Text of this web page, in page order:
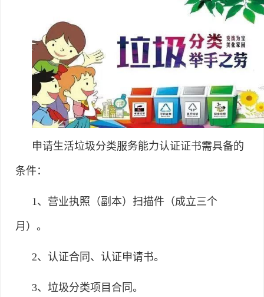
申请生活垃圾分类服务能力认证证书需具备的
条件：
1、营业执照（副本）扫描件（成立三个
月）。
2、认证合同、认证申请书。
3、垃圾分类项目合同。